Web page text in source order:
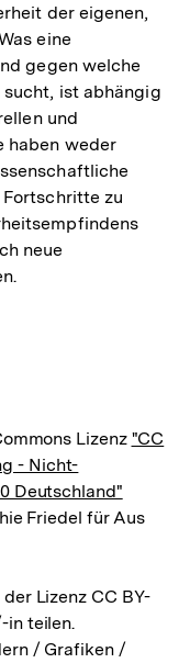
der eigenen,
eine
gegen welche
ist abhängig
und
haben weder
zu
neue
Lizenz "CC
- Nicht-
Deutschland"
Friedel für Aus
Lizenz CC BY-
in teilen.
/ Grafiken /